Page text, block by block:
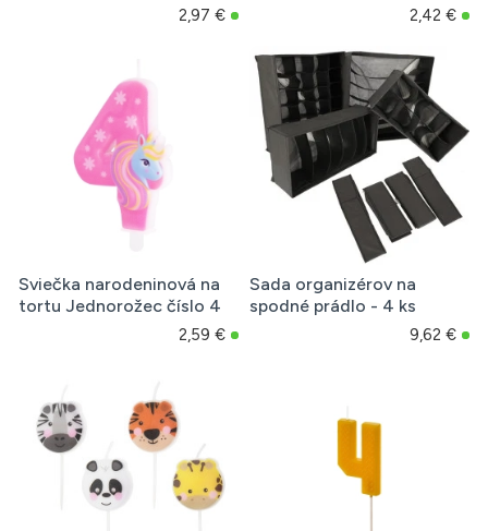
2,97 € 2,42 €
Sviečka narodeninová na
tortu Jednorožec číslo 4
2,59 €
Sada organizérov na
spodné prádlo - 4 ks
9,62 €